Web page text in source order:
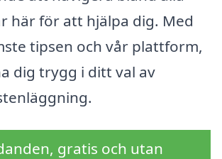
här för att hjälpa dig. Med
tipsen och vår plattform,
dig trygg i ditt val av
gratis och utan